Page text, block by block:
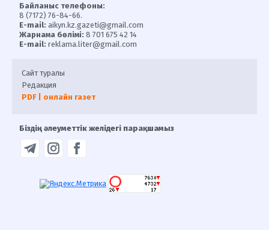
Байланыс телефоны:
8 (7172) 76-84-66.
E-mail: aikyn.kz.gazeti@gmail.com
Жарнама бөлімі: 8 701 675 42 14
E-mail: reklama.liter@gmail.com
Сайт туралы
Редакция
PDF | онлайн газет
Біздің әлеуметтік желідегі парақшамыз